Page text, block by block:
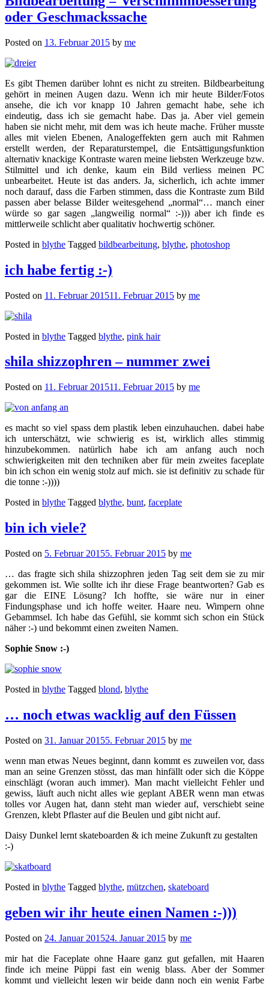
oder Geschmackssache
Posted on 13. Februar 2015 by me
Es gibt Themen darüber lohnt es nicht zu streiten. Bildbearbeitung
gehört in meinen Augen dazu. Wenn ich mir heute Bilder/Fotos
ansehe, die ich vor knapp 10 Jahren gemacht habe, sehe ich
eindeutig, dass ich sie gemacht habe. Das ja. Aber viel gemein
haben sie nicht mehr, mit dem was ich heute mache. Früher musste
alles mit vielen Ebenen, Analogeffekten gern auch mit Rahmen
erstellt werden, der Reparaturstempel, die Entsättigungsfunktion
alternativ knackige Kontraste waren meine liebsten Werkzeuge bzw.
Stilmittel und ich denke, kaum ein Bild verliess meinen PC
unbearbeitet. Heute ist das anders. Ja, sicherlich, ich achte immer
noch darauf, dass die Farben stimmen, dass die Kontraste zum Bild
passen aber belasse Bilder weitesgehend „normal“… manch einer
würde so gar sagen „langweilig normal“ :-))) aber ich finde es
mittlerweile schlicht aber qualitativ hochwertig schöner.
Posted in blythe Tagged bildbearbeitung, blythe, photoshop
ich habe fertig :-)
Posted on 11. Februar 201511. Februar 2015 by me
Posted in blythe Tagged blythe, pink hair
shila shizzophren – nummer zwei
Posted on 11. Februar 201511. Februar 2015 by me
es macht so viel spass dem plastik leben einzuhauchen. dabei habe
ich unterschätzt, wie schwierig es ist, wirklich alles stimmig
hinzubekommen. natürlich habe ich am anfang auch noch
schwierigkeiten mit den techniken aber für mein zweites faceplate
bin ich schon ein wenig stolz auf mich. sie ist definitiv zu schade für
die tonne :-))))
Posted in blythe Tagged blythe, bunt, faceplate
bin ich viele?
Posted on 5. Februar 20155. Februar 2015 by me
… das fragte sich shila shizzophren jeden Tag seit dem sie zu mir
gekommen ist. Wie sollte ich ihr diese Frage beantworten? Gab es
gar die EINE Lösung? Ich hoffte, sie wäre nur in einer
Findungsphase und ich hoffe weiter. Haare neu. Wimpern ohne
Gebammsel. Ich habe das Gefühl, sie kommt sich schon ein Stück
näher :-) und bekommt einen zweiten Namen.
Sophie Snow :-)
Posted in blythe Tagged blond, blythe
… noch etwas wacklig auf den Füssen
Posted on 31. Januar 20155. Februar 2015 by me
wenn man etwas Neues beginnt, dann kommt es zuweilen vor, dass
man an seine Grenzen stösst, das man hinfällt oder sich die Köppe
einschlägt (woran auch immer). Man macht vielleicht Fehler und
gewiss, läuft auch nicht alles wie geplant ABER wenn man etwas
tolles vor Augen hat, dann steht man wieder auf, verschiebt seine
Grenzen, klebt Pflaster auf die Beulen und gibt nicht auf.
Daisy Dunkel lernt skateboarden & ich meine Zukunft zu gestalten
:-)
Posted in blythe Tagged blythe, mützchen, skateboard
geben wir ihr heute einen Namen :-)))
Posted on 24. Januar 201524. Januar 2015 by me
mir hat die Faceplate ohne Haare ganz gut gefallen, mit Haaren
finde ich meine Püppi fast ein wenig blass. Aber der Sommer
kommt und vielleicht legen wir beide dann noch ein wenig Farbe